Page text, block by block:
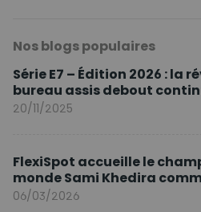
Nos blogs populaires
Série E7 – Édition 2026 : la
bureau assis debout
20/11/2025
FlexiSpot accueille le
monde Sami Khedira
ambassadeur de la marque
06/03/2026